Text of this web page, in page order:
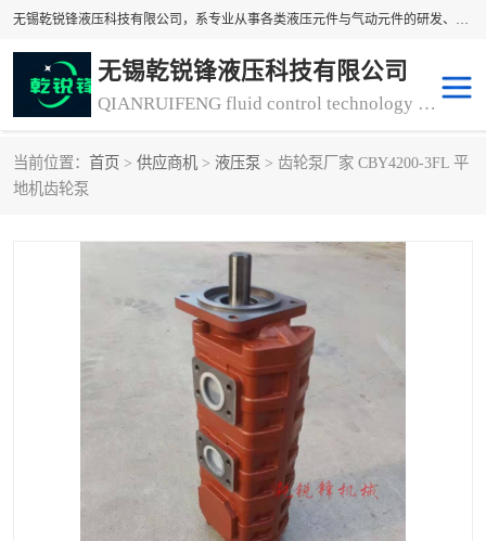
无锡乾锐锋液压科技有限公司，系专业从事各类液压元件与气动元件的研发、生产和销售业务为一体的生产型齿轮泵厂家、液压齿轮泵厂家。主要生产销售风冷式冷却器、液压油风冷却器，冷却器厂家直销、齿轮泵型号、齿轮泵厂家排名详情可来电咨询！
无锡乾锐锋液压科技有限公司
QIANRUIFENG fluid control technology co. LTD
当前位置： 首页 > 供应商机 > 液压泵 > 齿轮泵厂家 CBY4200-3FL 平
地机齿轮泵
液压泵
冷却器厂家直销 过滤器
离合器、制动器 气动元器件